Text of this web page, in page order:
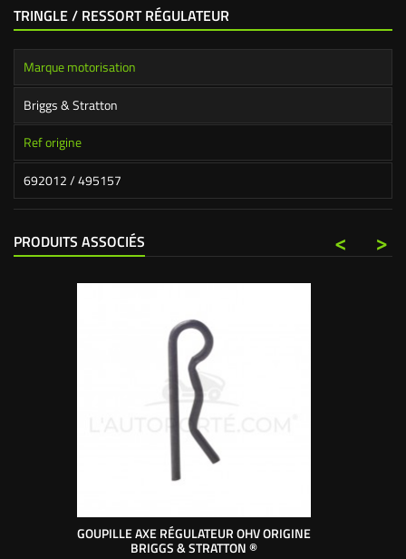
TRINGLE / RESSORT RÉGULATEUR
Marque motorisation
Briggs & Stratton
Ref origine
692012 / 495157
PRODUITS ASSOCIÉS >
<
GOUPILLE AXE RÉGULATEUR OHV ORIGINE
BRIGGS & STRATTON ®